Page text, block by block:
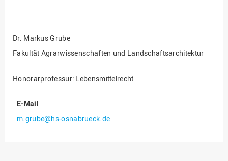
Fakultät Management,
Kultur und Technik
Sozialwissenschaften
Finanzen
Drittmittel
Dr. Markus Grube
Fakultät Agrarwissenschaften und Landschaftsarchitektur
Honorarprofessur: Lebensmittelrecht
E-Mail
m.grube@hs-osnabrueck.de